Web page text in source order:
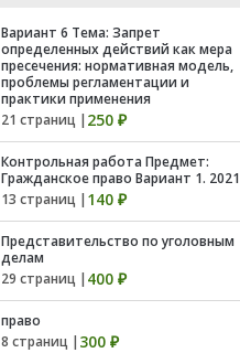
Вариант 6 Тема: Запрет
определенных действий как мера
пресечения: нормативная модель,
проблемы регламентации и
практики применения
21 страниц | 250 ₽
Контрольная работа Предмет:
Гражданское право Вариант 1. 2021
13 страниц | 140 ₽
Представительство по уголовным
делам
29 страниц | 400 ₽
право
8 страниц | 300 ₽